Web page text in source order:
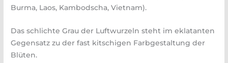
Burma, Laos, Kambodscha, Vietnam).
Das schlichte Grau der Luftwurzeln steht im eklatanten
Gegensatz zu der fast kitschigen Farbgestaltung der
Blüten.